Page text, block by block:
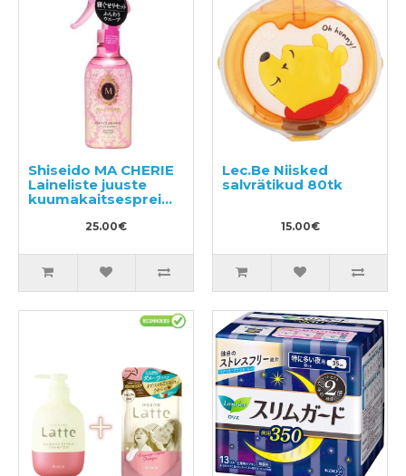
Shiseido MA CHERIE
Laineliste juuste
kuumakaitsesprei
25.00€
Lec.Be Niisked
salvrätikud 80tk
15.00€